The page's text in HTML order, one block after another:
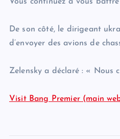
De son côté, le dirigeant
d’envoyer des avions de
Zelensky a déclaré : « Nous
Visit Bang Premier (main